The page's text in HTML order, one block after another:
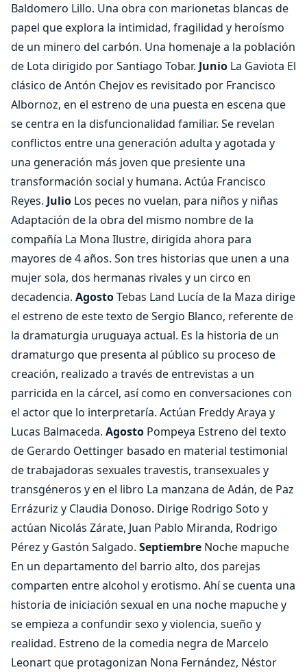
Baldomero Lillo. Una obra con marionetas blancas de
papel que explora la intimidad, fragilidad y heroísmo
de un minero del carbón. Una homenaje a la población
de Lota dirigido por Santiago Tobar. Junio La Gaviota El
clásico de Antón Chejov es revisitado por Francisco
Albornoz, en el estreno de una puesta en escena que
se centra en la disfuncionalidad familiar. Se revelan
conflictos entre una generación adulta y agotada y
una generación más joven que presiente una
transformación social y humana. Actúa Francisco
Reyes. Julio Los peces no vuelan, para niños y niñas
Adaptación de la obra del mismo nombre de la
compañía La Mona Ilustre, dirigida ahora para
mayores de 4 años. Son tres historias que unen a una
mujer sola, dos hermanas rivales y un circo en
decadencia. AgostoTebas Land Lucía de la Maza dirige
el estreno de este texto de Sergio Blanco, referente de
la dramaturgia uruguaya actual. Es la historia de un
dramaturgo que presenta al público su proceso de
creación, realizado a través de entrevistas a un
parricida en la cárcel, así como en conversaciones con
el actor que lo interpretaría. Actúan Freddy Araya y
Lucas Balmaceda. Agosto Pompeya Estreno del texto
de Gerardo Oettinger basado en material testimonial
de trabajadoras sexuales travestis, transexuales y
transgéneros y en el libro La manzana de Adán, de Paz
Errázuriz y Claudia Donoso. Dirige Rodrigo Soto y
actúan Nicolás Zárate, Juan Pablo Miranda, Rodrigo
Pérez y Gastón Salgado. Septiembre Noche mapuche
En un departamento del barrio alto, dos parejas
comparten entre alcohol y erotismo. Ahí se cuenta una
historia de iniciación sexual en una noche mapuche y
se empieza a confundir sexo y violencia, sueño y
realidad. Estreno de la comedia negra de Marcelo
Leonart que protagonizan Nona Fernández, Néstor